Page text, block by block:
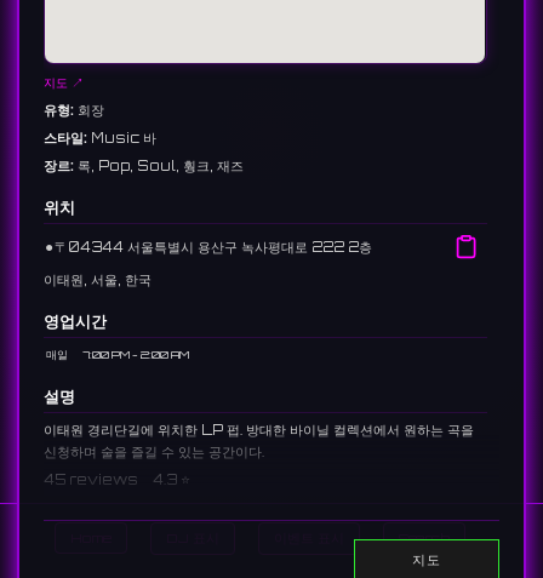
Search
지도 ↗
유형: 회장
스타일: Music 바
장르: 록, Pop, Soul, 훵크, 재즈
위치
⚫︎〒04344 서울특별시 용산구 녹사평대로 222 2층
이태원, 서울, 한국
영업시간
매일 7:00 PM - 2:00 AM
설명
이태원 경리단길에 위치한 LP 펍. 방대한 바이닐 컬렉션에서 원하는 곡을
신청하며 술을 즐길 수 있는 공간이다.
45 reviews 4.3 ⭐️
링크:
지도